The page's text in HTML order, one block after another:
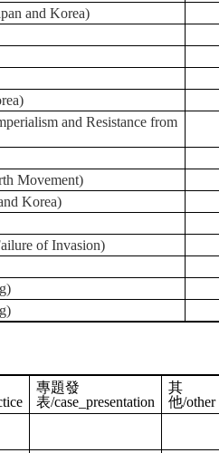
and Korea)
and Resistance from
Movement)
Korea)
of Invasion)
專題發
表/case_presentation
其
他/other